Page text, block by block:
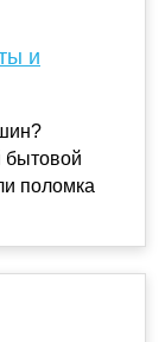
и
поломка